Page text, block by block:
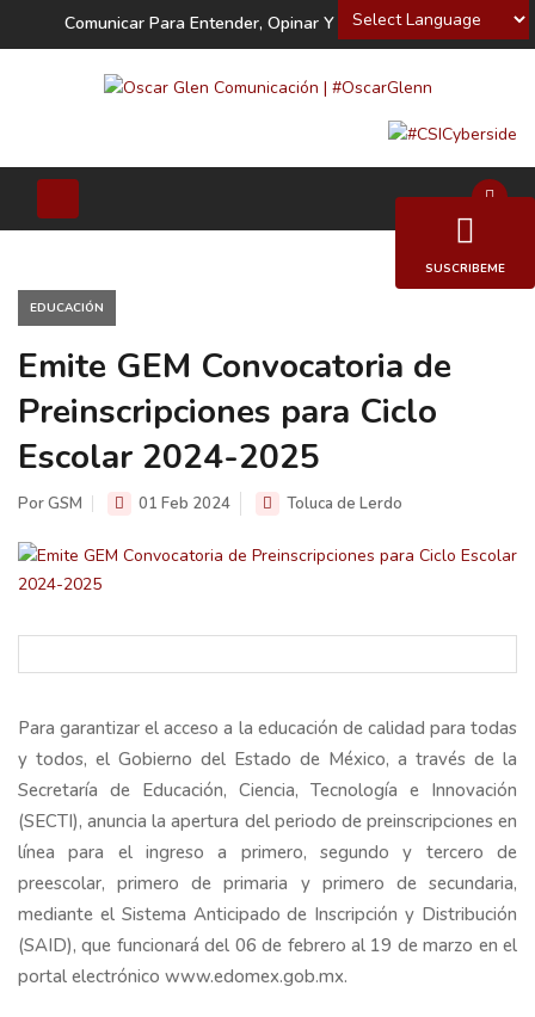
Powered by
Comunicar Para Entender, Opinar Y Decidir
EDUCACIÓN
Emite GEM Convocatoria de
Preinscripciones para Ciclo
Escolar 2024-2025
Por GSM 01 Feb 2024 Toluca de Lerdo
Para garantizar el acceso a la educación de calidad para todas
y todos, el Gobierno del Estado de México, a través de la
Secretaría de Educación, Ciencia, Tecnología e Innovación
(SECTI), anuncia la apertura del periodo de preinscripciones en
línea para el ingreso a primero, segundo y tercero de
preescolar, primero de primaria y primero de secundaria,
mediante el Sistema Anticipado de Inscripción y Distribución
(SAID), que funcionará del 06 de febrero al 19 de marzo en el
portal electrónico www.edomex.gob.mx.
SUSCRIBEME